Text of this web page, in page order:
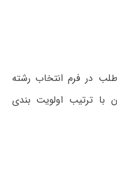
در فرم انتخاب رشته
با ترتیب اولویت بندی